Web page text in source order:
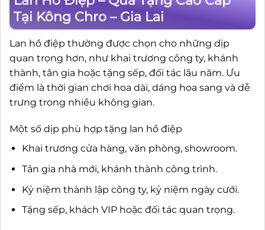
Tại Kông Chro – Gia Lai
Lan hồ điệp thường được chọn cho những dịp
quan trọng hơn, như khai trương công ty, khánh
thành, tân gia hoặc tặng sếp, đối tác lâu năm. Ưu
điểm là thời gian chơi hoa dài, dáng hoa sang và dễ
trưng trong nhiều không gian.
Một số dịp phù hợp tặng lan hồ điệp
Khai trương cửa hàng, văn phòng, showroom.
Tân gia nhà mới, khánh thành công trình.
Kỷ niệm thành lập công ty, kỷ niệm ngày cưới.
Tặng sếp, khách VIP hoặc đối tác quan trọng.